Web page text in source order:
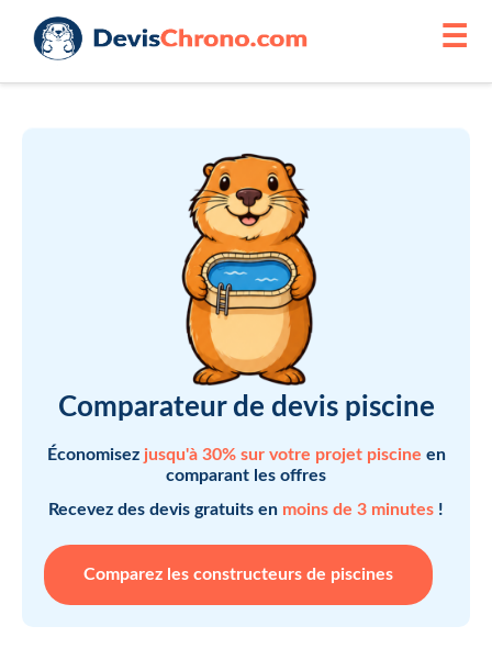
☰
Comparateur de devis piscine
Économisez jusqu'à 30% sur votre projet piscine en
comparant les offres
Recevez des devis gratuits en moins de 3 minutes !
Comparez les constructeurs de piscines